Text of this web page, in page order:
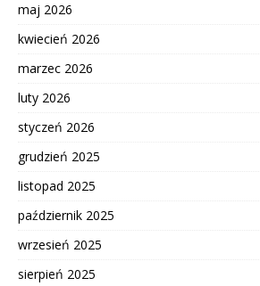
maj 2026
kwiecień 2026
marzec 2026
luty 2026
styczeń 2026
grudzień 2025
listopad 2025
październik 2025
wrzesień 2025
sierpień 2025